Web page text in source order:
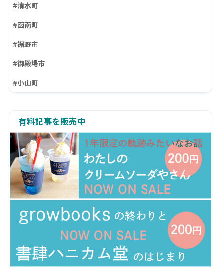
#清水町
#函南町
#裾野市
#御殿場市
#小山町
有料記事を販売中